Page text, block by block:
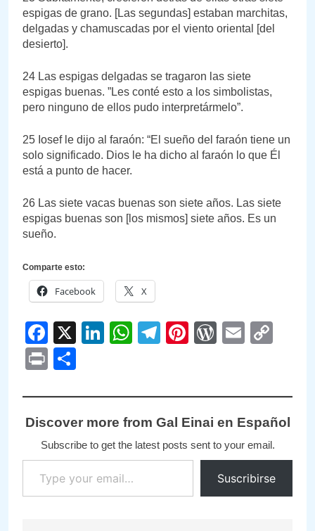
espigas de grano. [Las segundas] estaban marchitas,
delgadas y chamuscadas por el viento oriental [del
desierto].
24 Las espigas delgadas se tragaron las siete
espigas buenas. ”Les conté esto a los simbolistas,
pero ninguno de ellos pudo interpretármelo”.
25 Iosef le dijo al faraón: “El sueño del faraón tiene un
solo significado. Dios le ha dicho al faraón lo que Él
está a punto de hacer.
26 Las siete vacas buenas son siete años. Las siete
espigas buenas son [los mismos] siete años. Es un
sueño.
Comparte esto:
Facebook X
Facebook
X LinkedIn
WhatsApp
Telegram
Pinterest
Email
Print
Discover more from Gal Einai en Español
Subscribe to get the latest posts sent to your email.
Type your email…
Suscribirse